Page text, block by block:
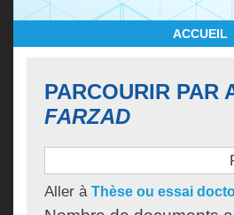
ACCUEIL
PARCOURIR PAR
FARZAD
Aller à Thèse ou essai